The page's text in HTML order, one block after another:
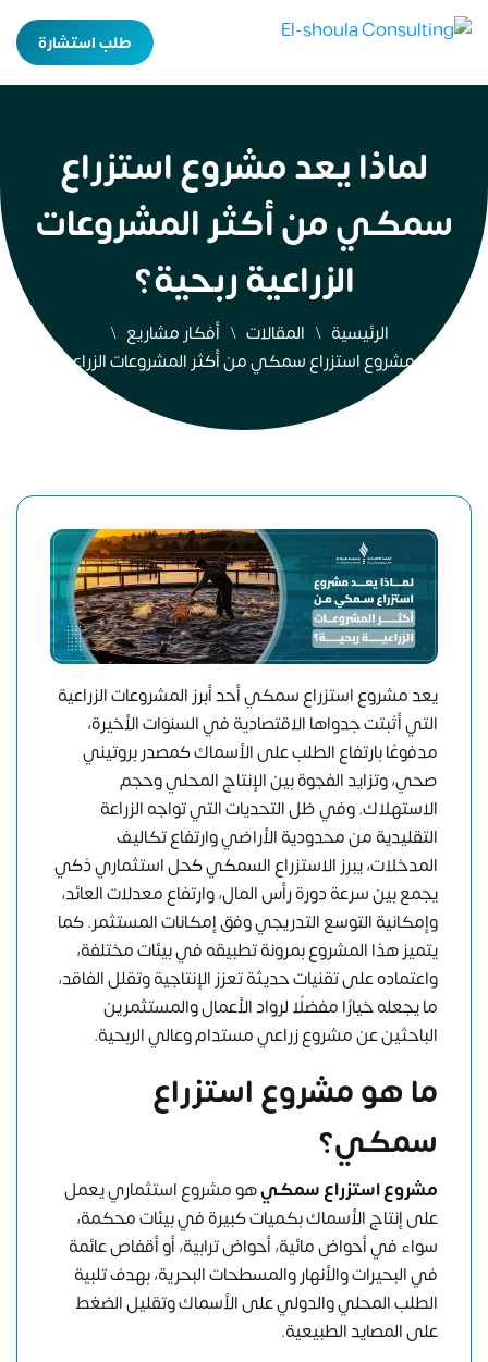
طلب استشارة
لماذا يعد مشروع استزراع
سمكي من أكثر المشروعات
الزراعية ربحية؟
الرئيسية المقالات
أفكار مشاريع
لماذا يعد مشروع استزراع سمكي من أكثر المشروعات الزراعية ربحية؟
يعد مشروع استزراع سمكي أحد أبرز المشروعات الزراعية
التي أثبتت جدواها الاقتصادية في السنوات الأخيرة،
مدفوعًا بارتفاع الطلب على الأسماك كمصدر بروتيني
صحي، وتزايد الفجوة بين الإنتاج المحلي وحجم
الاستهلاك. وفي ظل التحديات التي تواجه الزراعة
التقليدية من محدودية الأراضي وارتفاع تكاليف
المدخلات، يبرز الاستزراع السمكي كحل استثماري ذكي
يجمع بين سرعة دورة رأس المال، وارتفاع معدلات العائد،
وإمكانية التوسع التدريجي وفق إمكانات المستثمر. كما
يتميز هذا المشروع بمرونة تطبيقه في بيئات مختلفة،
واعتماده على تقنيات حديثة تعزز الإنتاجية وتقلل الفاقد،
ما يجعله خيارًا مفضلًا لرواد الأعمال والمستثمرين
الباحثين عن مشروع زراعي مستدام وعالي الربحية.
ما هو مشروع استزراع
سمكي؟
مشروع استزراع سمكيهو مشروع استثماري يعمل
على إنتاج الأسماك بكميات كبيرة في بيئات محكمة،
سواء في أحواض مائية، أحواض ترابية، أو أقفاص عائمة
في البحيرات والأنهار والمسطحات البحرية، بهدف تلبية
الطلب المحلي والدولي على الأسماك وتقليل الضغط
على المصايد الطبيعية.